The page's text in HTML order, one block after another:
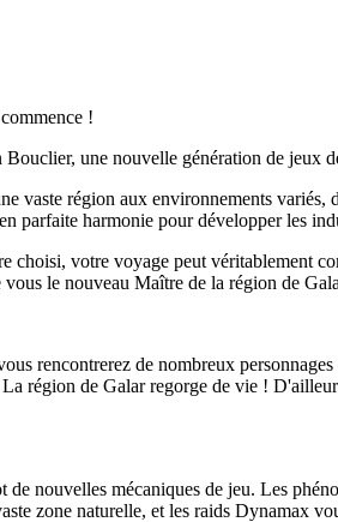
!
Bouclier, une nouvelle génération de jeux
vaste région aux environnements variés,
parfaite harmonie pour développer les
choisi, votre voyage peut véritablement
le nouveau Maître de la région de
rencontrerez de nombreux
région de Galar regorge de vie !
nouvelles mécaniques de jeu. Les
zone naturelle, et les raids Dynamax